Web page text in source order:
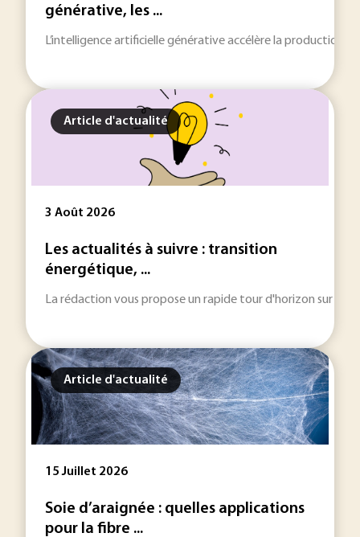
générative, les ...
L’intelligence artificielle générative accélère la production
Article d'actualité
3 Août 2026
Les actualités à suivre : transition
énergétique, ...
La rédaction vous propose un rapide tour d'horizon sur les
Article d'actualité
15 Juillet 2026
Soie d’araignée : quelles applications
pour la fibre ...